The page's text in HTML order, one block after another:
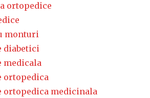
ortopedice
monturi
diabetici
medicala
ortopedica
ortopedica medicinala